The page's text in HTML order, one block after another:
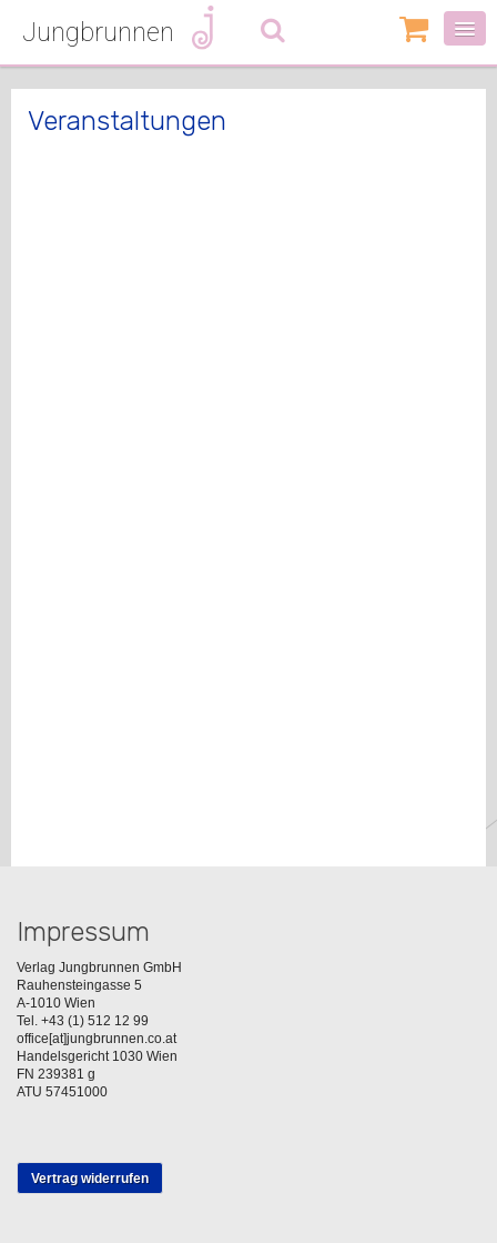
Jungbrunnen
0
Artikel
-
Veranstaltungen
Impressum
Verlag Jungbrunnen GmbH
Rauhensteingasse 5
A-1010 Wien
Tel. +43 (1) 512 12 99
office[at]jungbrunnen.co.at
Handelsgericht 1030 Wien
FN 239381 g
ATU 57451000
Vertrag widerrufen